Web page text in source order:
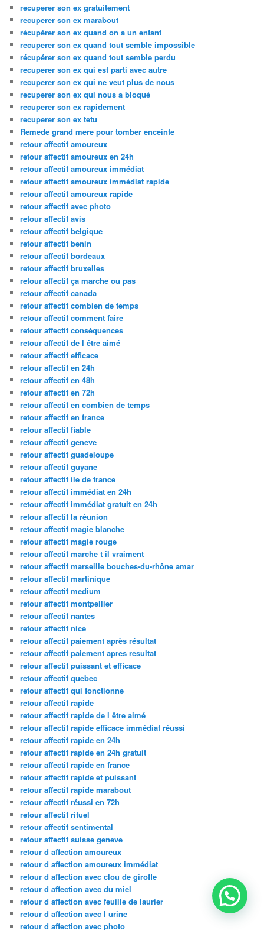
recuperer son ex gratuitement
recuperer son ex marabout
récupérer son ex quand on a un enfant
recuperer son ex quand tout semble impossible
récupérer son ex quand tout semble perdu
recuperer son ex qui est parti avec autre
recuperer son ex qui ne veut plus de nous
recuperer son ex qui nous a bloqué
recuperer son ex rapidement
recuperer son ex tetu
Remede grand mere pour tomber enceinte
retour affectif amoureux
retour affectif amoureux en 24h
retour affectif amoureux immédiat
retour affectif amoureux immédiat rapide
retour affectif amoureux rapide
retour affectif avec photo
retour affectif avis
retour affectif belgique
retour affectif benin
retour affectif bordeaux
retour affectif bruxelles
retour affectif ça marche ou pas
retour affectif canada
retour affectif combien de temps
retour affectif comment faire
retour affectif conséquences
retour affectif de l être aimé
retour affectif efficace
retour affectif en 24h
retour affectif en 48h
retour affectif en 72h
retour affectif en combien de temps
retour affectif en france
retour affectif fiable
retour affectif geneve
retour affectif guadeloupe
retour affectif guyane
retour affectif ile de france
retour affectif immédiat en 24h
retour affectif immédiat gratuit en 24h
retour affectif la réunion
retour affectif magie blanche
retour affectif magie rouge
retour affectif marche t il vraiment
retour affectif marseille bouches-du-rhône amar
retour affectif martinique
retour affectif medium
retour affectif montpellier
retour affectif nantes
retour affectif nice
retour affectif paiement après résultat
retour affectif paiement apres resultat
retour affectif puissant et efficace
retour affectif quebec
retour affectif qui fonctionne
retour affectif rapide
retour affectif rapide de l être aimé
retour affectif rapide efficace immédiat réussi
retour affectif rapide en 24h
retour affectif rapide en 24h gratuit
retour affectif rapide en france
retour affectif rapide et puissant
retour affectif rapide marabout
retour affectif réussi en 72h
retour affectif rituel
retour affectif sentimental
retour affectif suisse geneve
retour d affection amoureux
retour d affection amoureux immédiat
retour d affection avec clou de girofle
retour d affection avec du miel
retour d affection avec feuille de laurier
retour d affection avec l urine
retour d affection avec photo